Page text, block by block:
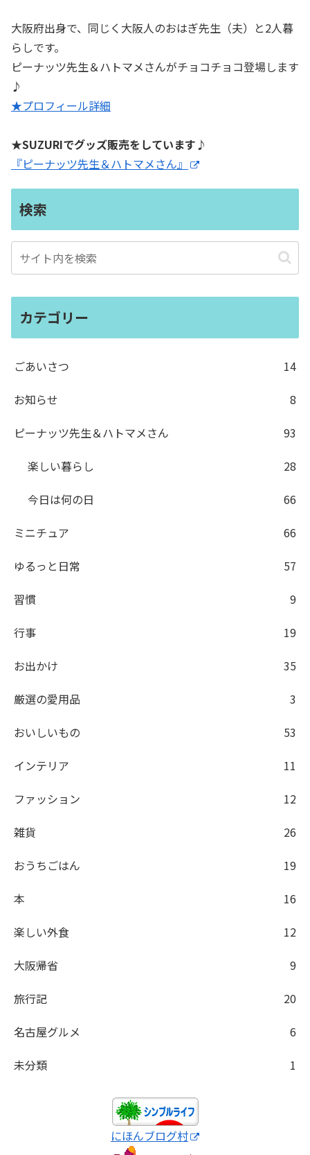
大阪府出身で、同じく大阪人のおはぎ先生（夫）と2人暮
らしです。
ピーナッツ先生＆ハトマメさんがチョコチョコ登場します
♪
★プロフィール詳細
★SUZURIでグッズ販売をしています♪
『ピーナッツ先生＆ハトマメさん』
検索
カテゴリー
ごあいさつ
14
お知らせ
8
ピーナッツ先生＆ハトマメさん
93
楽しい暮らし
28
今日は何の日
66
ミニチュア
66
ゆるっと日常
57
習慣
9
行事
19
お出かけ
35
厳選の愛用品
3
おいしいもの
53
インテリア
11
ファッション
12
雑貨
26
おうちごはん
19
本
16
楽しい外食
12
大阪帰省
9
旅行記
20
名古屋グルメ
6
未分類
1
にほんブログ村